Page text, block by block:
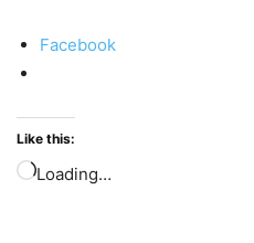
Facebook
Like this:
Loading…